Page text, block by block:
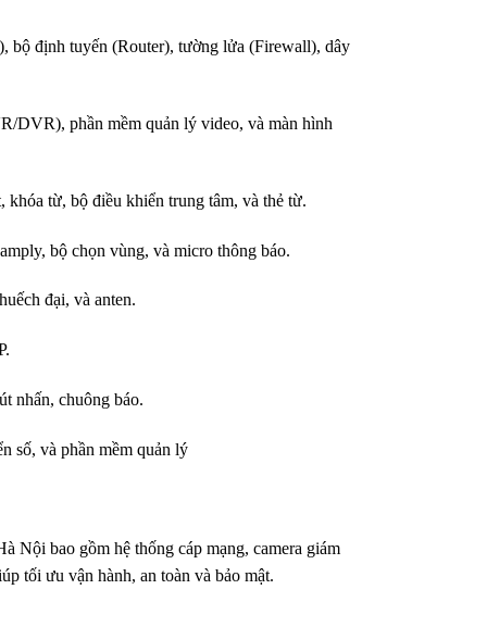
bộ định tuyến (Router), tường lửa (Firewall), dây
DVR), phần mềm quản lý video, và màn hình
từ, bộ điều khiển trung tâm, và thẻ từ.
bộ chọn vùng, và micro thông báo.
đại, và anten.
nhấn, chuông báo.
số, và phần mềm quản lý
Nội bao gồm hệ thống cáp mạng, camera giám
tối ưu vận hành, an toàn và bảo mật.